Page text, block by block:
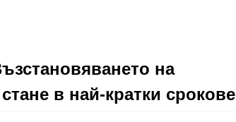
на
в най-кратки срокове